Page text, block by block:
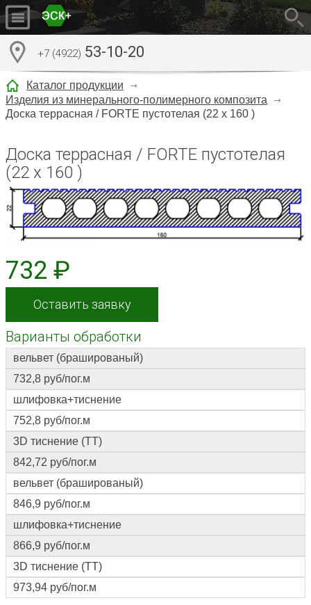
+7 (4922) 53-10-20
Каталог продукции
Изделия из минерального-полимерного композита
Доска террасная / FORTE пустотелая (22 х 160 )
Доска террасная / FORTE пустотелая
(22 х 160 )
732 ₽
Оставить заявку
Варианты обработки
вельвет (брашированый)
732,8 руб/пог.м
шлифовка+тиснение
752,8 руб/пог.м
3D тиснение (ТТ)
842,72 руб/пог.м
вельвет (брашированый)
846,9 руб/пог.м
шлифовка+тиснение
866,9 руб/пог.м
3D тиснение (ТТ)
973,94 руб/пог.м